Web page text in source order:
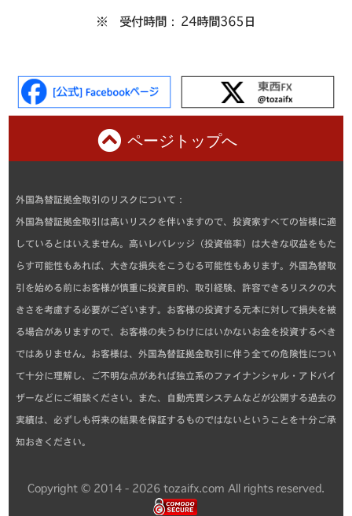
※ 受付時間： 24時間365日
ページトップへ
外国為替証拠金取引のリスクについて：
外国為替証拠金取引は高いリスクを伴いますので、投資家すべての皆様に適
しているとはいえません。高いレバレッジ（投資倍率）は大きな収益をもた
らす可能性もあれば、大きな損失をこうむる可能性もあります。外国為替取
引を始める前にお客様が慎重に投資目的、取引経験、許容できるリスクの大
きさを考慮する必要がございます。お客様の投資する元本に対して損失を被
る場合がありますので、お客様の失うわけにはいかないお金を投資するべき
ではありません。お客様は、外国為替証拠金取引に伴う全ての危険性につい
て十分に理解し、ご不明な点があれば独立系のファイナンシャル・アドバイ
ザーなどにご相談ください。また、自動売買システムなどが公開する過去の
実績は、必ずしも将来の結果を保証するものではないということを十分ご承
知おきください。
Copyright © 2014 - 2026 tozaifx.com All rights reserved.